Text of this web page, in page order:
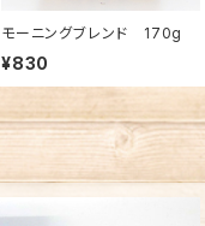
モーニングブレンド 170g
¥830